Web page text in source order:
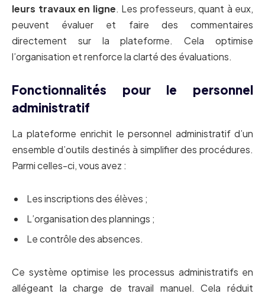
leurs travaux en ligne. Les professeurs, quant à eux,
peuvent évaluer et faire des commentaires
directement sur la plateforme. Cela optimise
l’organisation et renforce la clarté des évaluations.
Fonctionnalités pour le personnel
administratif
La plateforme enrichit le personnel administratif d’un
ensemble d’outils destinés à simplifier des procédures.
Parmi celles-ci, vous avez :
Les inscriptions des élèves ;
L’organisation des plannings ;
Le contrôle des absences.
Ce système optimise les processus administratifs en
allégeant la charge de travail manuel. Cela réduit